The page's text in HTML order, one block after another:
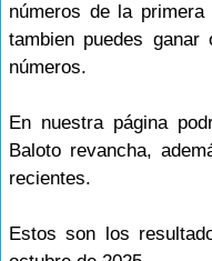
números de la
tambien puedes ganar
números.
En nuestra página
Baloto revancha,
recientes.
Estos son los